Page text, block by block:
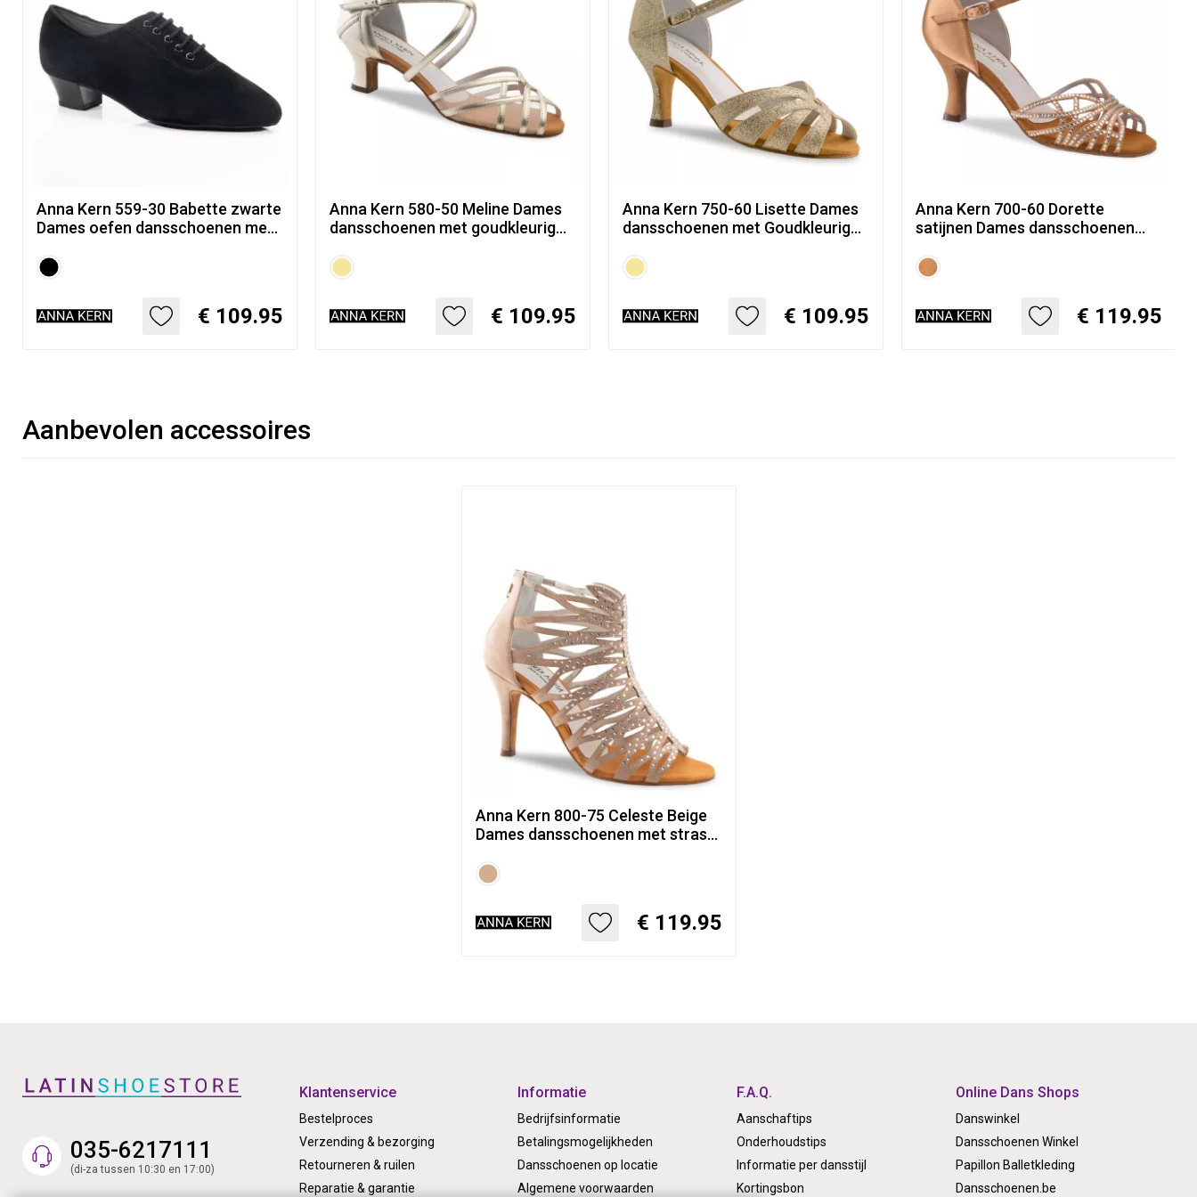
Anna Kern 559-30 Babette zwarte
Dames oefen dansschoenen met
€ 109.95
Anna Kern 580-50 Meline Dames
dansschoenen met goudkleurig
transparant gaas
€ 109.95
Anna Kern 750-60 Lisette Dames
dansschoenen met Goudkleurige
€ 109.95
Anna Kern 700-60 Dorette
satijnen Dames dansschoenen
cm flare hak
€ 119.95
Aanbevolen accessoires
Anna Kern 800-75 Celeste Beige
Dames dansschoenen met strass
ritssluiting
€ 119.95
035-6217111
(di-za tussen 10:30 en 17:00)
Klantenservice
Bestelproces
Verzending & bezorging
Retourneren & ruilen
Reparatie & garantie
Informatie
Bedrijfsinformatie
Betalingsmogelijkheden
Dansschoenen op locatie
Algemene voorwaarden
F.A.Q.
Aanschaftips
Onderhoudstips
Informatie per dansstijl
Kortingsbon
Online Dans Shops
Danswinkel
Dansschoenen Winkel
Papillon Balletkleding
Dansschoenen.be